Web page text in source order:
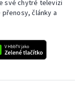
své chytré televizi
články a